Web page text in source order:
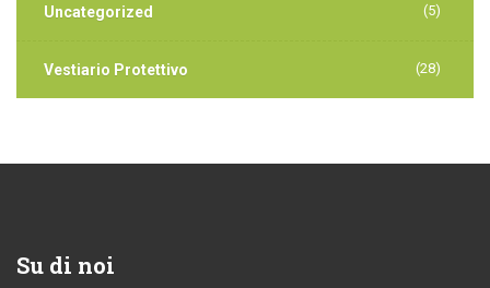
Uncategorized (5)
Vestiario Protettivo (28)
Su di noi